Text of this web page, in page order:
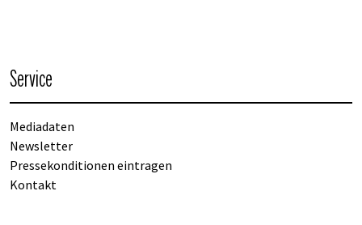
Service
Mediadaten
Newsletter
Pressekonditionen eintragen
Kontakt